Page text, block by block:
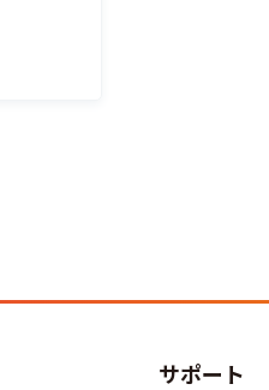
サポート